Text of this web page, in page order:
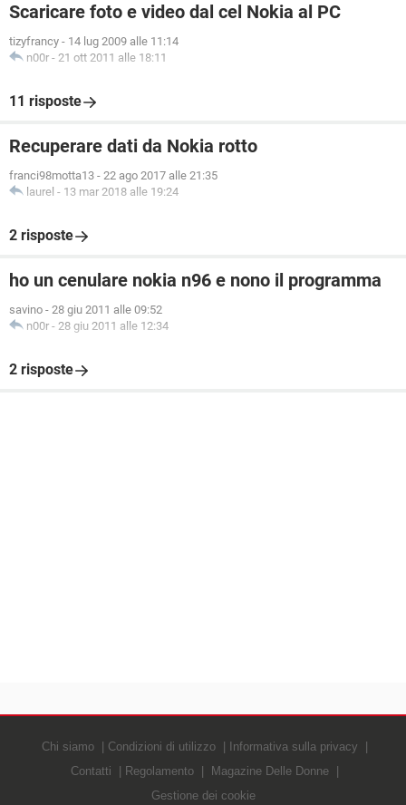
Scaricare foto e video dal cel Nokia al PC
tizyfrancy - 14 lug 2009 alle 11:14
n00r - 21 ott 2011 alle 18:11
11 risposte
Recuperare dati da Nokia rotto
franci98motta13 - 22 ago 2017 alle 21:35
laurel - 13 mar 2018 alle 19:24
2 risposte
ho un cenulare nokia n96 e nono il programma
savino - 28 giu 2011 alle 09:52
n00r - 28 giu 2011 alle 12:34
2 risposte
Chi siamo Condizioni di utilizzo
Informativa sulla privacy
Contatti
Regolamento
Magazine Delle Donne
Gestione dei cookie